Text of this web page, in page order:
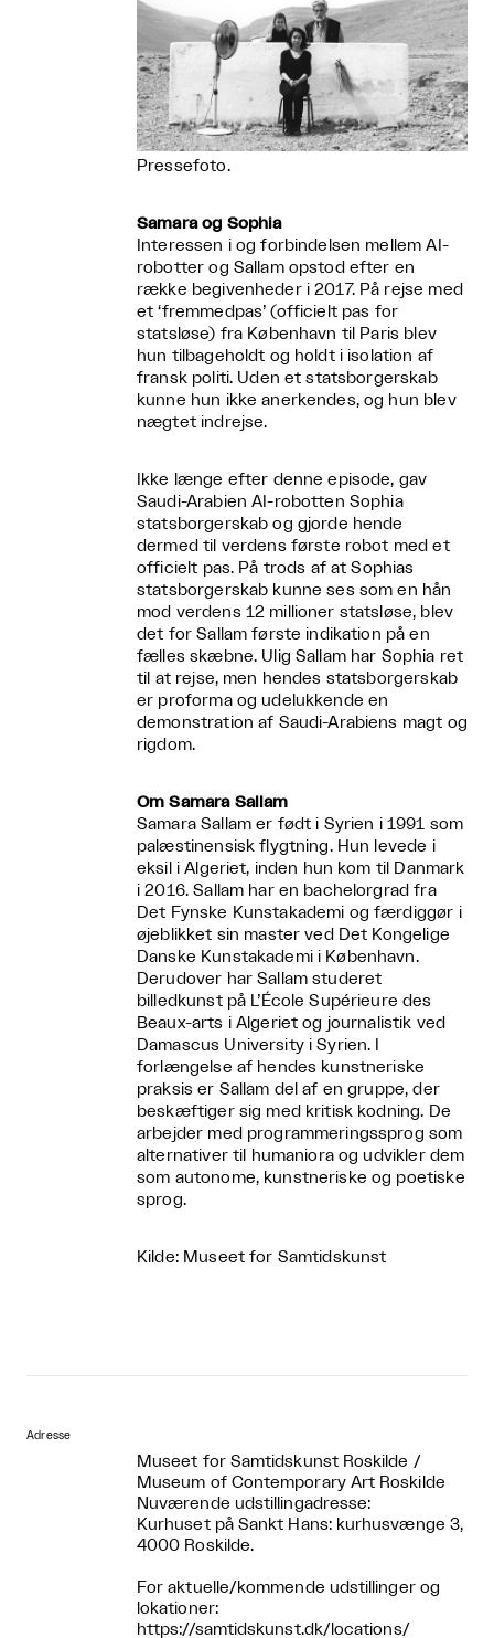
Pressefoto.
Samara og Sophia
Interessen i og forbindelsen mellem AI-
robotter og Sallam opstod efter en
række begivenheder i 2017. På rejse med
et ‘fremmedpas’ (officielt pas for
statsløse) fra København til Paris blev
hun tilbageholdt og holdt i isolation af
fransk politi. Uden et statsborgerskab
kunne hun ikke anerkendes, og hun blev
nægtet indrejse.
Ikke længe efter denne episode, gav
Saudi-Arabien AI-robotten Sophia
statsborgerskab og gjorde hende
dermed til verdens første robot med et
officielt pas. På trods af at Sophias
statsborgerskab kunne ses som en hån
mod verdens 12 millioner statsløse, blev
det for Sallam første indikation på en
fælles skæbne. Ulig Sallam har Sophia ret
til at rejse, men hendes statsborgerskab
er proforma og udelukkende en
demonstration af Saudi-Arabiens magt og
rigdom.
Om Samara Sallam
Samara Sallam er født i Syrien i 1991 som
palæstinensisk flygtning. Hun levede i
eksil i Algeriet, inden hun kom til Danmark
i 2016. Sallam har en bachelorgrad fra
Det Fynske Kunstakademi og færdiggør i
øjeblikket sin master ved Det Kongelige
Danske Kunstakademi i København.
Derudover har Sallam studeret
billedkunst på L’École Supérieure des
Beaux-arts i Algeriet og journalistik ved
Damascus University i Syrien. I
forlængelse af hendes kunstneriske
praksis er Sallam del af en gruppe, der
beskæftiger sig med kritisk kodning. De
arbejder med programmeringssprog som
alternativer til humaniora og udvikler dem
som autonome, kunstneriske og poetiske
sprog.
Kilde: Museet for Samtidskunst
Adresse
Museet for Samtidskunst Roskilde /
Museum of Contemporary Art Roskilde
Nuværende udstillingadresse:
Kurhuset på Sankt Hans: kurhusvænge 3,
4000 Roskilde.
For aktuelle/kommende udstillinger og
lokationer:
https://samtidskunst.dk/locations/